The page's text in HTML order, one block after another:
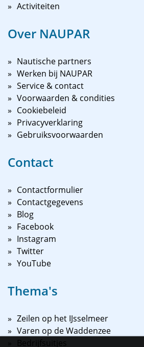
Activiteiten
Over NAUPAR
Nautische partners
Werken bij NAUPAR
Service & contact
Voorwaarden & condities
Cookiebeleid
Privacyverklaring
Gebruiksvoorwaarden
Contact
Contactformulier
Contactgegevens
Blog
Facebook
Instagram
Twitter
YouTube
Thema's
Zeilen op het IJsselmeer
Varen op de Waddenzee
Bedrijfsuitjes